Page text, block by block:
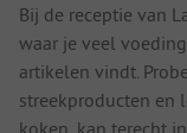
Bij de receptie van
waar je veel
artikelen vindt.
streekproducten en
koken, kan terecht